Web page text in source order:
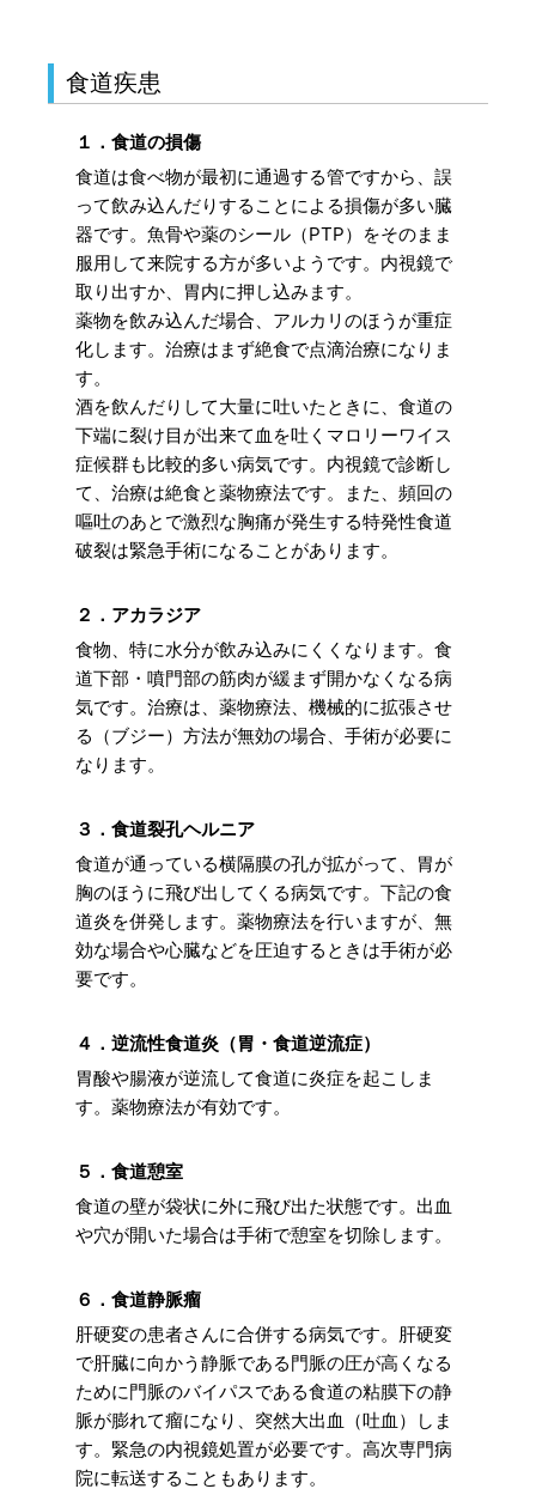
食道疾患
１．食道の損傷
食道は食べ物が最初に通過する管ですから、誤
って飲み込んだりすることによる損傷が多い臓
器です。魚骨や薬のシール（PTP）をそのまま
服用して来院する方が多いようです。内視鏡で
取り出すか、胃内に押し込みます。
薬物を飲み込んだ場合、アルカリのほうが重症
化します。治療はまず絶食で点滴治療になりま
す。
酒を飲んだりして大量に吐いたときに、食道の
下端に裂け目が出来て血を吐くマロリーワイス
症候群も比較的多い病気です。内視鏡で診断し
て、治療は絶食と薬物療法です。また、頻回の
嘔吐のあとで激烈な胸痛が発生する特発性食道
破裂は緊急手術になることがあります。
２．アカラジア
食物、特に水分が飲み込みにくくなります。食
道下部・噴門部の筋肉が緩まず開かなくなる病
気です。治療は、薬物療法、機械的に拡張させ
る（ブジー）方法が無効の場合、手術が必要に
なります。
３．食道裂孔ヘルニア
食道が通っている横隔膜の孔が拡がって、胃が
胸のほうに飛び出してくる病気です。下記の食
道炎を併発します。薬物療法を行いますが、無
効な場合や心臓などを圧迫するときは手術が必
要です。
４．逆流性食道炎（胃・食道逆流症）
胃酸や腸液が逆流して食道に炎症を起こしま
す。薬物療法が有効です。
５．食道憩室
食道の壁が袋状に外に飛び出た状態です。出血
や穴が開いた場合は手術で憩室を切除します。
６．食道静脈瘤
肝硬変の患者さんに合併する病気です。肝硬変
で肝臓に向かう静脈である門脈の圧が高くなる
ために門脈のバイパスである食道の粘膜下の静
脈が膨れて瘤になり、突然大出血（吐血）しま
す。緊急の内視鏡処置が必要です。高次専門病
院に転送することもあります。